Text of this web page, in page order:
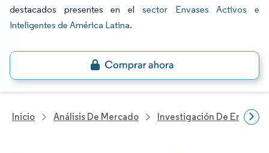
destacados presentes en el sector Envases Activos e
Inteligentes de América Latina.
Inicio Análisis De Mercado Investigación De Envases